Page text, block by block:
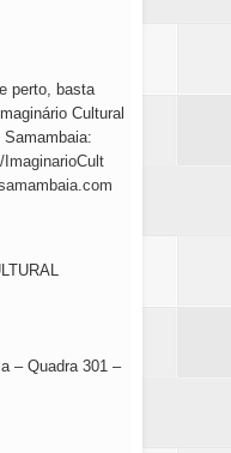
perto, basta
Cultural
ImaginarioCult
– Quadra 301 –